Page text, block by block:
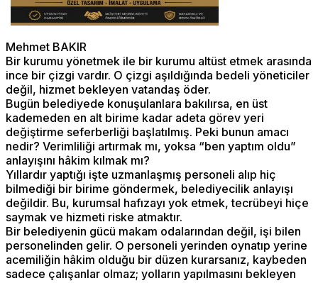
Mehmet BAKIR
Bir kurumu yönetmek ile bir kurumu altüst etmek arasında
ince bir çizgi vardır. O çizgi aşıldığında bedeli yöneticiler
değil, hizmet bekleyen vatandaş öder.
Bugün belediyede konuşulanlara bakılırsa, en üst
kademeden en alt birime kadar adeta görev yeri
değiştirme seferberliği başlatılmış. Peki bunun amacı
nedir? Verimliliği artırmak mı, yoksa “ben yaptım oldu”
anlayışını hâkim kılmak mı?
Yıllardır yaptığı işte uzmanlaşmış personeli alıp hiç
bilmediği bir birime göndermek, belediyecilik anlayışı
değildir. Bu, kurumsal hafızayı yok etmek, tecrübeyi hiçe
saymak ve hizmeti riske atmaktır.
Bir belediyenin gücü makam odalarından değil, işi bilen
personelinden gelir. O personeli yerinden oynatıp yerine
acemiliğin hâkim olduğu bir düzen kurarsanız, kaybeden
sadece çalışanlar olmaz; yolların yapılmasını bekleyen